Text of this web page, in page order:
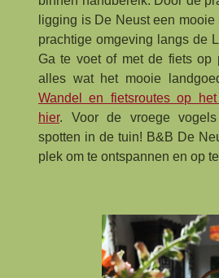
ligging is De Neust een
prachtige omgeving langs de
Ga te voet of met de fiets op
alles wat het mooie
Wandel en fietsroutes op
hier. Voor de vroege
spotten in de tuin! B&B De
plek om te ontspannen en op